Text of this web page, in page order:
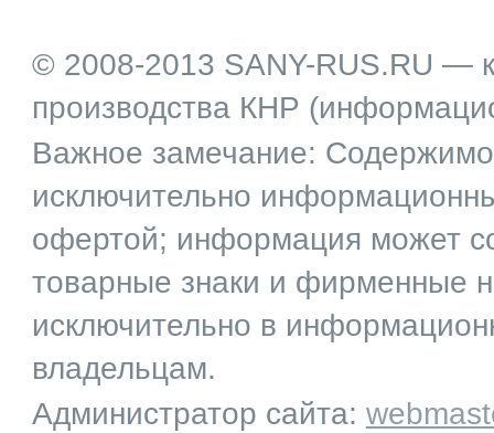
© 2008-2013 SANY-RUS.RU —
производства КНР
Важное замечание:
исключительно
офертой; информация может
товарные знаки и фирменные
исключительно в
владельцам.
Администратор сайта: